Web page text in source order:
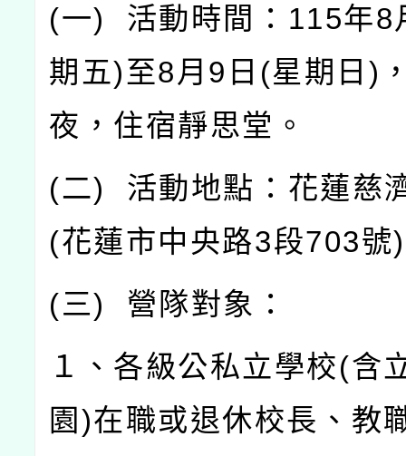
(一) 活動時間： 115年8
期五)至8月 9 日 (星期日 )
夜，住宿靜思堂。
(二) 活動地點：花蓮慈
(花蓮市中央路3段703號)
(三) 營隊對象：
１、各級公私立學校(含
園 )在職或退休校長、教